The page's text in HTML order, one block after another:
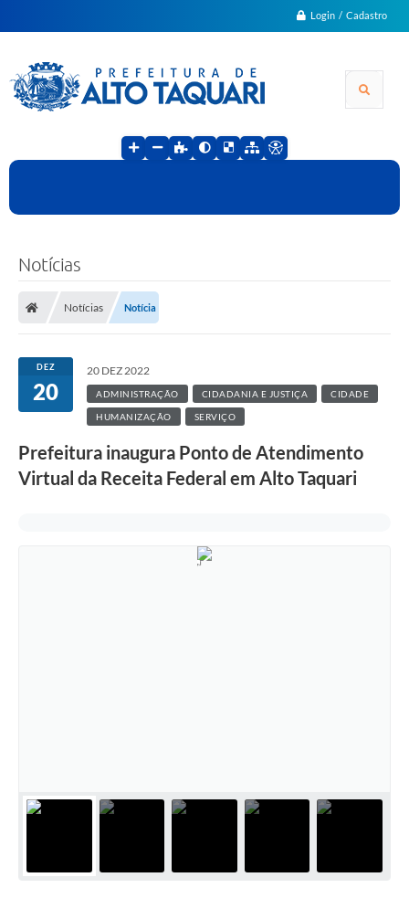
Login / Cadastro
Notícias
Notícias Notícia
DEZ
20
20 DEZ 2022
ADMINISTRAÇÃO CIDADANIA E JUSTIÇA CIDADE
HUMANIZAÇÃO SERVIÇO
Prefeitura inaugura Ponto de Atendimento
Virtual da Receita Federal em Alto Taquari